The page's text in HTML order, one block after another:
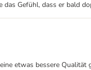
Gefühl, dass er
etwas bessere